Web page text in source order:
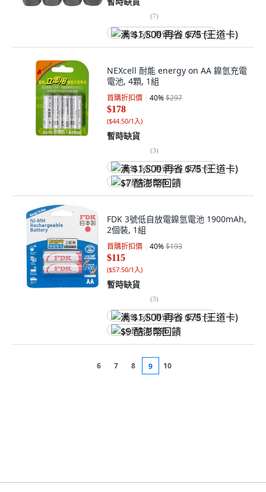
(7)
满 $1,500 再省 $75 (王道卡)
NEXcell 耐能 energy on AA 鎳氫充電
電池, 4顆, 1組
首購折扣價 40%$297
$178
($44.50/1入)
暫時缺貨
(3)
满 $1,500 再省 $75 (王道卡)
$7 酷澎幣回饋
FDK 3號低自放電鎳氫電池 1900mAh,
2個裝, 1組
首購折扣價 40%$193
$115
($57.50/1入)
暫時缺貨
(3)
满 $1,500 再省 $75 (王道卡)
$9 酷澎幣回饋
6 7 8 9 10